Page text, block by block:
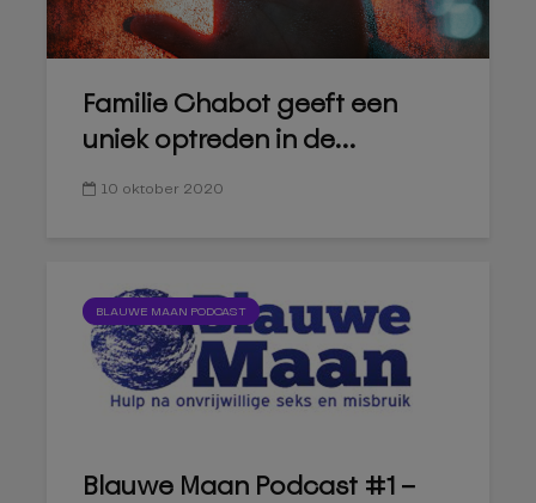
Familie Chabot geeft een
uniek optreden in de...
10 oktober 2020
BLAUWE MAAN PODCAST
Blauwe Maan Podcast #1 –